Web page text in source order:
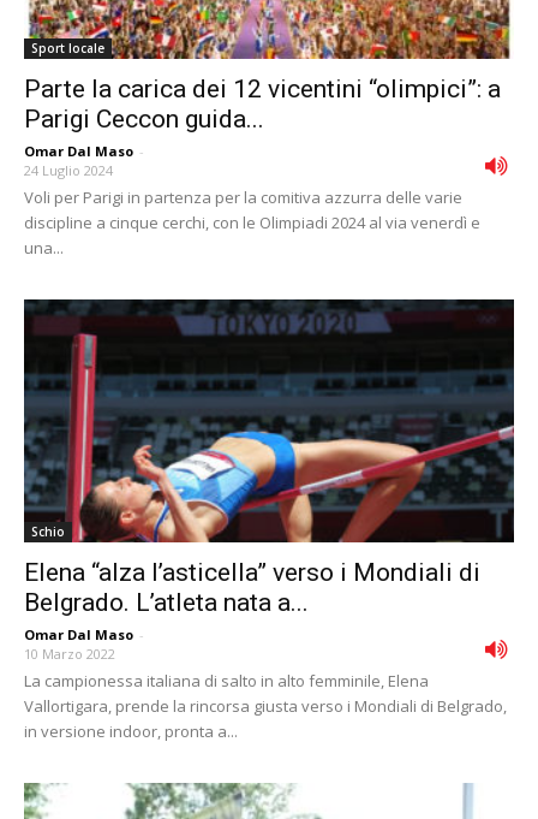
Sport locale
Parte la carica dei 12 vicentini “olimpici”: a
Parigi Ceccon guida...
Omar Dal Maso -
24 Luglio 2024
Voli per Parigi in partenza per la comitiva azzurra delle varie
discipline a cinque cerchi, con le Olimpiadi 2024 al via venerdì e
una...
Schio
Elena “alza l’asticella” verso i Mondiali di
Belgrado. L’atleta nata a...
Omar Dal Maso -
10 Marzo 2022
La campionessa italiana di salto in alto femminile, Elena
Vallortigara, prende la rincorsa giusta verso i Mondiali di Belgrado,
in versione indoor, pronta a...